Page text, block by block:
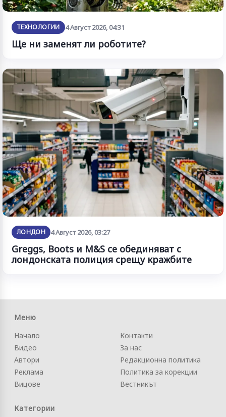
ТЕХНОЛОГИИ 4 Август 2026, 04:31
Ще ни заменят ли роботите?
ЛОНДОН 4 Август 2026, 03:27
Greggs, Boots и M&S се обединяват с
лондонската полиция срещу кражбите
Меню
Начало
Видео
Автори
Реклама
Вицове
Контакти
За нас
Редакционна политика
Политика за корекции
Вестникът
Категории